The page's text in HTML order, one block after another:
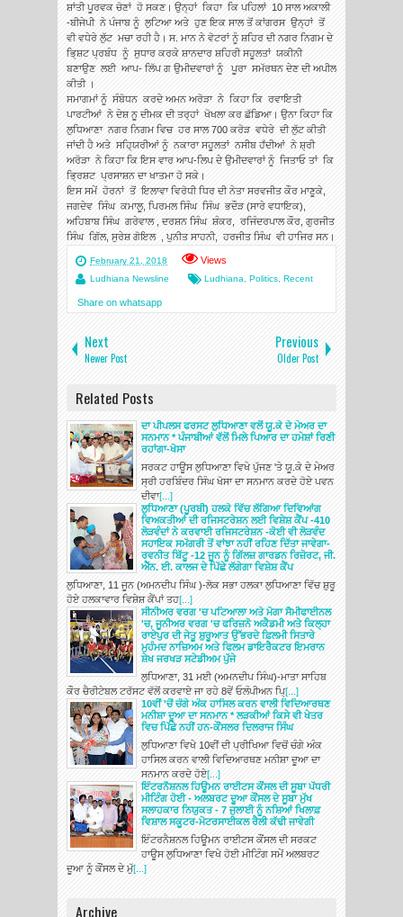
ਸ਼ਾਂਤੀ ਪੂਰਵਕ ਚੋਣਾਂ ਹੋ ਸਕਣ। ਉਨ੍ਹਾਂ ਕਿਹਾ ਕਿ ਪਹਿਲਾਂ 10 ਸਾਲ ਅਕਾਲੀ
-ਬੀਜੇਪੀ ਨੇ ਪੰਜਾਬ ਨੂੰ ਲੁਟਿਆ ਅਤੇ ਹੁਣ ਇਕ ਸਾਲ ਤੋਂ ਕਾਂਗਰਸ ਉਨ੍ਹਾਂ ਤੋਂ
ਵੀ ਵਧੇਰੇ ਲੁੱਟ ਮਚਾ ਰਹੀ ਹੈ। ਸ. ਮਾਨ ਨੇ ਵੋਟਰਾਂ ਨੂੰ ਸ਼ਹਿਰ ਦੀ ਨਗਰ ਨਿਗਮ ਦੇ
ਭਿ੍ਸ਼ਟ ਪ੍ਰਬੰਧ ਨੂੰ ਸੁਧਾਰ ਕਰਕੇ ਸ਼ਾਨਦਾਰ ਸ਼ਹਿਰੀ ਸਹੂਲਤਾਂ ਯਕੀਨੀ
ਬਣਾਉਣ ਲਈ ਆਪ- ਲਿੱਪ ਗ ਉਮੀਦਵਾਰਾਂ ਨੂੰ ਪੂਰਾ ਸਮੱਰਥਨ ਦੇਣ ਦੀ ਅਪੀਲ
ਕੀਤੀ ।
ਸਮਾਗਮਾਂ ਨੂੰ ਸੰਬੋਧਨ ਕਰਦੇ ਅਮਨ ਅਰੋੜਾ ਨੇ ਕਿਹਾ ਕਿ ਰਵਾਇਤੀ
ਪਾਰਟੀਆਂ ਨੇ ਦੇਸ਼ ਨੂ ਦੀਮਕ ਦੀ ਤਰ੍ਹਾਂ ਖੋਖਲਾ ਕਰ ਛੱਡਿਆ। ਉਨਾ ਕਿਹਾ ਕਿ
ਲੁਧਿਆਣਾ ਨਗਰ ਨਿਗਮ ਵਿਚ ਹਰ ਸਾਲ 700 ਕਰੋੜ ਵਧੇਰੇ ਦੀ ਲੁੱਟ ਕੀਤੀ
ਜਾਂਦੀ ਹੈ ਅਤੇ ਸਹ੍ਯਿਰੀਆਂ ਨੂੰ ਨਕਾਰਾ ਸਹੂਲਤਾਂ ਨਸੀਬ ਹਁਦੀਆਂ ਨੇ ਸ਼੍ਰੀ
ਅਰੋੜਾ ਨੇ ਕਿਹਾ ਕਿ ਇਸ ਵਾਰ ਆਪ-ਲਿਪ ਦੇ ਉਮੀਦਵਾਰਾਂ ਨੂੰ ਜਿਤਾਓ ਤਾਂ ਕਿ
ਭ੍ਰਿਸ਼ਟ ਪ੍ਰਸਾਸ਼ਨ ਦਾ ਖਾਤਮਾ ਹੋ ਸਕੇ।
‌ਇਸ ਸਮੇਂ ਹੋਰਨਾਂ ਤੋਂ ਇਲਾਵਾ ਵਿਰੋਧੀ ਧਿਰ ਦੀ ਨੇਤਾ ਸਰਵਜੀਤ ਕੌਰ ਮਾਣੂਕੇ,
ਜਗਦੇਵ ਸਿੰਘ ਕਮਾਲੂ, ਪਿਰਮਲ ਸਿੰਘ ਸਿੰਘ ਭਦੌੜ (ਸਾਰੇ ਵਧਾਇਕ),
ਅਹਿਬਾਬ ਸਿੰਘ ਗਰੇਵਾਲ , ਦਰਸ਼ਨ ਸਿੰਘ ਸ਼ੰਕਰ, ਰਜਿੰਦਰਪਾਲ ਕੌਰ, ਗੁਰਜੀਤ
ਸਿੰਘ ਗਿੱਲ, ਸੁਰੇਸ਼ ਗੋਇਲ , ਪੁਨੀਤ ਸਾਹਨੀ, ਹਰਜੀਤ ਸਿੰਘ ਵੀ ਹਾਜਿਰ ਸਨ।
February 21, 2018 Views
Ludhiana Newsline Ludhiana Politics Recent
Share on whatsapp
Next
Newer Post
Previous
Older Post
Related Posts
ਦਾ ਪੀਪਲਸ ਫਰਸਟ ਲੁਧਿਆਣਾ ਵਲੋਂ ਯੂ.ਕੇ ਦੇ ਮੇਅਰ ਦਾ
ਸਨਮਾਨ * ਪੰਜਾਬੀਆਂ ਵੱਲੋਂ ਮਿਲੇ ਪਿਆਰ ਦਾ ਹਮੇਸ਼ਾਂ ਰਿਣੀ
ਰਹਾਂਗਾ-ਖੋਸਾ
ਸਰਕਟ ਹਾਊਸ ਲੁਧਿਆਣਾ ਵਿਖੇ ਪੁੱਜਣ 'ਤੇ ਯੂ.ਕੇ ਦੇ ਮੇਅਰ
ਸ੍ਰੀ ਹਰਬਿੰਦਰ ਸਿੰਘ ਖੋਸਾ ਦਾ ਸਨਮਾਨ ਕਰਦੇ ਹੋਏ ਪਵਨ
ਦੀਵਾ[...]
ਲੁਧਿਆਣਾ (ਪੂਰਬੀ) ਹਲਕੇ ਵਿੱਚ ਲੱਗਿਆ ਦਿਵਿਆਂਗ
ਵਿਅਕਤੀਆਂ ਦੀ ਰਜਿਸਟਰੇਸ਼ਨ ਲਈ ਵਿਸ਼ੇਸ਼ ਕੈਂਪ -410
ਲੋੜਵੰਦਾਂ ਨੇ ਕਰਵਾਈ ਰਜਿਸਟਰੇਸ਼ਨ -ਕੋਈ ਵੀ ਲੋੜਵੰਦ
ਸਹਾਇਕ ਸਮੱਗਰੀ ਤੋਂ ਵਾਂਝਾ ਨਹੀਂ ਰਹਿਣ ਦਿੱਤਾ ਜਾਵੇਗਾ-
ਰਵਨੀਤ ਬਿੱਟੂ -12 ਜੂਨ ਨੂੰ ਗਿੱਲਜ਼ ਗਾਰਡਨ ਰਿਜ਼ੋਰਟ, ਜੀ.
ਐੱਨ. ਈ. ਕਾਲਜ ਦੇ ਪਿੱਛੇ ਲੱਗੇਗਾ ਵਿਸ਼ੇਸ਼ ਕੈਂਪ
ਲੁਧਿਆਣਾ, 11 ਜੂਨ (ਅਮਨਦੀਪ ਸਿੰਘ )-ਲੋਕ ਸਭਾ ਹਲਕਾ ਲੁਧਿਆਣਾ ਵਿੱਚ ਸ਼ੁਰੂ
ਹੋਏ ਹਲਕਾਵਾਰ ਵਿਸ਼ੇਸ਼ ਕੈਂਪਾਂ ਤਹ[...]
ਸੀਨੀਅਰ ਵਰਗ 'ਚ ਪਟਿਆਲਾ ਅਤੇ ਮੋਗਾ ਸੈਮੀਫਾਈਨਲ
'ਚ, ਜੂਨੀਅਰ ਵਰਗ 'ਚ ਫਰਿਜ਼ਨੋ ਅਕੈਡਮੀ ਅਤੇ ਕਿਲ੍ਹਾ
ਰਾਏਪੁਰ ਦੀ ਜੇਤੂ ਸ਼ੁਰੂਆਤ ਉੱਭਰਦੇ ਫ਼ਿਲਮੀ ਸਿਤਾਰੇ
ਮੁਹੰਮਦ ਨਾਜ਼ਿਅਮ ਅਤੇ ਫਿਲਮ ਡਾਇਰੈਕਟਰ ਇਮਰਾਨ
ਸ਼ੇਖ ਜਰਖੜ ਸਟੇਡੀਅਮ ਪੁੱਜੇ
ਲੁਧਿਆਣਾ, 31 ਮਈ (ਅਮਨਦੀਪ ਸਿੰਘ)-ਮਾਤਾ ਸਾਹਿਬ
ਕੌਰ ਚੈਰੀਟੇਬਲ ਟਰੱਸਟ ਵੱਲੋਂ ਕਰਵਾਏ ਜਾ ਰਹੇ 8ਵੇਂ ਓਲੰਪੀਅਨ ਪਿ੍[...]
10ਵੀਂ 'ਚੋਂ ਚੰਗੇ ਅੰਕ ਹਾਸਿਲ ਕਰਨ ਵਾਲੀ ਵਿਦਿਆਰਥਣ
ਮਨੀਸ਼ਾ ਦੂਆ ਦਾ ਸਨਮਾਨ * ਲੜਕੀਆਂ ਕਿਸੇ ਵੀ ਖੇਤਰ
ਵਿਚ ਪਿੱਛੇ ਨਹੀਂ ਹਨ-ਕੌਂਸਲਰ ਦਿਲਰਾਜ ਸਿੰਘ
ਲੁਧਿਆਣਾ ਵਿਖੇ 10ਵੀਂ ਦੀ ਪ੍ਰੀਖਿਆ ਵਿਚੋਂ ਚੰਗੇ ਅੰਕ
ਹਾਸਿਲ ਕਰਨ ਵਾਲੀ ਵਿਦਿਆਰਥਣ ਮਨੀਸ਼ਾ ਦੂਆ ਦਾ
ਸਨਮਾਨ ਕਰਦੇ ਹੋਏ[...]
ਇੰਟਰਨੈਸ਼ਨਲ ਹਿਊਮਨ ਰਾਈਟਸ ਕੌਂਸਲ ਦੀ ਸੂਬਾ ਪੱਧਰੀ
ਮੀਟਿੰਗ ਹੋਈ - ਅਲਬਰਟ ਦੂਆ ਕੌਂਸਲ ਦੇ ਸੂਬਾ ਮੁੱਖ
ਸਲਾਹਕਾਰ ਨਿਯੁਕਤ - 7 ਜੁਲਾਈ ਨੂੰ ਨਸ਼ਿਆਂ ਖਿਲਾਫ਼
ਵਿਸ਼ਾਲ ਸਕੂਟਰ-ਮੋਟਰਸਾਈਕਲ ਰੈਲੀ ਕੱਢੀ ਜਾਵੇਗੀ
ਇੰਟਰਨੈਸ਼ਨਲ ਹਿਊਮਨ ਰਾਈਟਸ ਕੌਂਸਲ ਦੀ ਸਰਕਟ
ਹਾਊਸ ਲੁਧਿਆਣਾ ਵਿਖੇ ਹੋਈ ਮੀਟਿੰਗ ਸਮੇਂ ਅਲਬਰਟ
ਦੂਆ ਨੂੰ ਕੌਂਸਲ ਦੇ ਮੁੱ[...]
Archive